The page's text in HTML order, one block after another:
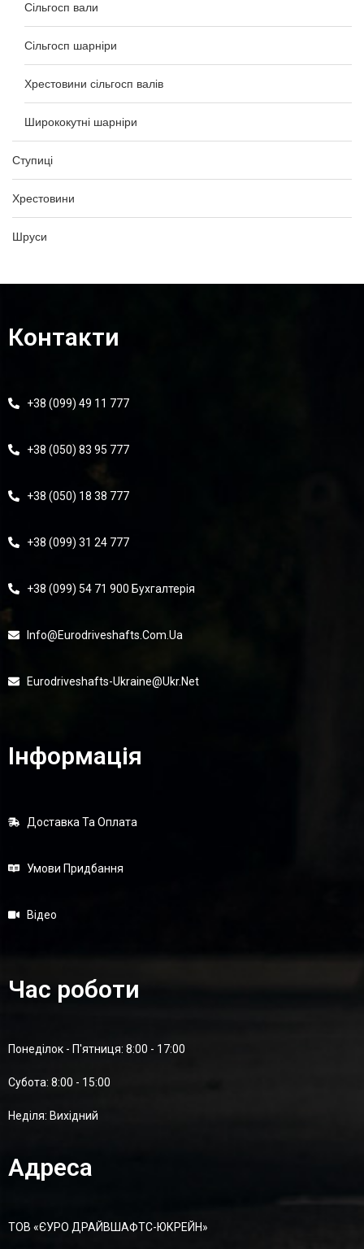
Сільгосп вали
Сільгосп шарніри
Хрестовини сільгосп валів
Ширококутні шарніри
Ступиці
Хрестовини
Шруси
Контакти
+38 (099) 49 11 777
+38 (050) 83 95 777
+38 (050) 18 38 777
+38 (099) 31 24 777
+38 (099) 54 71 900 Бухгалтерія
Info@eurodriveshafts.com.ua
Eurodriveshafts-Ukraine@ukr.net
Інформація
Доставка Та Оплата
Умови Придбання
Відео
Час роботи
Понеділок - П'ятниця: 8:00 - 17:00
Суботa: 8:00 - 15:00
Неділя: Вихідний
Адреса
ТОВ «ЄУРО ДРАЙВШАФТC-ЮКРЕЙН»